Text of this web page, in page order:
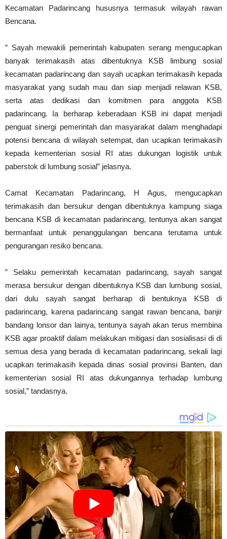
Kecamatan Padarincang hususnya termasuk wilayah rawan
Bencana.
” Sayah mewakili pemerintah kabupaten serang mengucapkan
banyak terimakasih atas dibentuknya KSB limbung sosial
kecamatan padarincang dan sayah ucapkan terimakasih kepada
masyarakat yang sudah mau dan siap menjadi relawan KSB,
serta atas dedikasi dan komitmen para anggota KSB
padarincang. Ia berharap keberadaan KSB ini dapat menjadi
penguat sinergi pemerintah dan masyarakat dalam menghadapi
potensi bencana di wilayah setempat, dan ucapkan terimakasih
kepada kementerian sosial RI atas dukungan logistik untuk
paberstok di lumbung sosial” jelasnya.
Camat Kecamatan Padarincang, H Agus, mengucapkan
terimakasih dan bersukur dengan dibentuknya kampung siaga
bencana KSB di kecamatan padarincang, tentunya akan sangat
bermanfaat untuk penanggulangan bencana terutama untuk
pengurangan resiko bencana.
” Selaku pemerintah kecamatan padarincang, sayah sangat
merasa bersukur dengan dibentuknya KSB dan lumbung sosial,
dari dulu sayah sangat berharap di bentuknya KSB di
padarincang, karena padarincang sangat rawan bencana, banjir
bandang lonsor dan lainya, tentunya sayah akan terus membina
KSB agar proaktif dalam melakukan mitigasi dan sosialisasi di di
semua desa yang berada di kecamatan padarincang, sekali lagi
ucapkan terimakasih kepada dinas sosial provinsi Banten, dan
kementerian sosial RI atas dukungannya terhadap lumbung
sosial,” tandasnya.